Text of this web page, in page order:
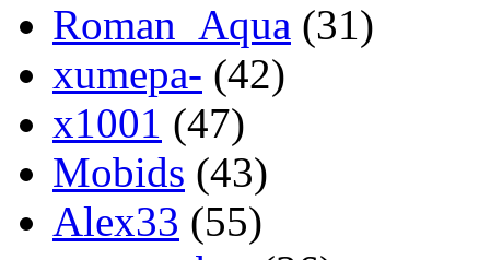
Roman_Aqua (31)
xumepa- (42)
x1001 (47)
Mobids (43)
Alex33 (55)